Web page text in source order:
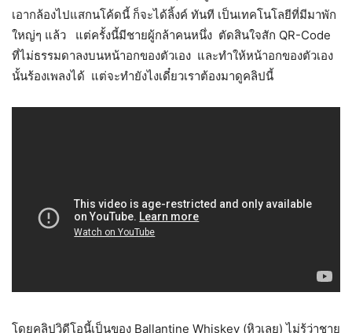
เอากล้องไปแสกนโค้ดนี้ ก็จะได้ลิ้งค์ ทันที เป็นเทคโนโลยีที่มีมาพัก
ใหญ่ๆ แล้ว แต่ครั้งนี้มีชายผู้กล้าคนหนึ่ง ตัดสินใจสัก QR-Code
ที่ไม่ธรรมดาลงบนหน้าอกของตัวเอง และทำให้หน้าอกของตัวเอง
นั้นร้องเพลงได้ แต่จะทำยังไงเดี๋ยวเราต้องมาดูคลิปนี้
โดยคลิปวิดีโอนี้เป็นของ Ballantine Whiskey (หิวเลย) ไม่รู้ว่าชาย